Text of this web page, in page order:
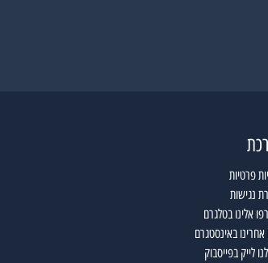
פרטיות
נגישות
אלינו בטלגרם
באינסטגרם
לייק בפייסבוק